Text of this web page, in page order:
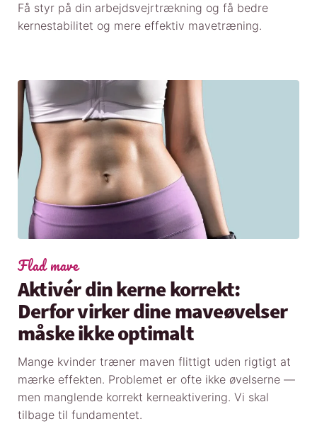
Få styr på din arbejdsvejrtrækning og få bedre
kernestabilitet og mere effektiv mavetræning.
Flad mave
Aktivér din kerne korrekt:
Derfor virker dine maveøvelser
måske ikke optimalt
Mange kvinder træner maven flittigt uden rigtigt at
mærke effekten. Problemet er ofte ikke øvelserne —
men manglende korrekt kerneaktivering. Vi skal
tilbage til fundamentet.